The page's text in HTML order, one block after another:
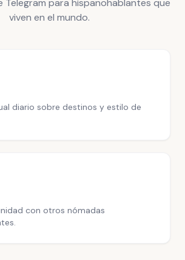
Telegram para hispanohablantes que
viven en el mundo.
diario sobre destinos y estilo de
con otros nómadas